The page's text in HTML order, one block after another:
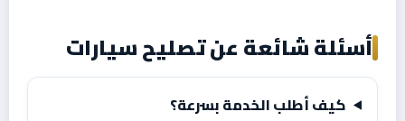
أسئلة شائعة عن تصليح سيارات
كيف أطلب الخدمة بسرعة؟